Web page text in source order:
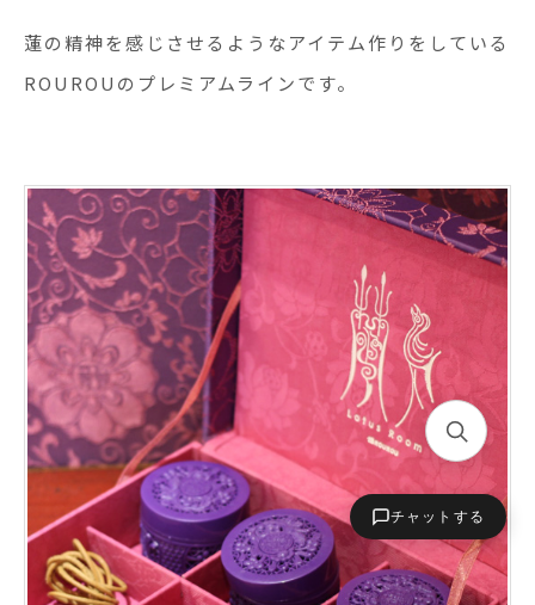
蓮の精神を感じさせるようなアイテム作りをしている
ROUROUのプレミアムラインです。
チャットする